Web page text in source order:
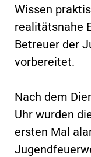
Wissen
realitätsnahe
Betreuer der
vorbereitet.
Nach dem
Uhr wurden
ersten Mal